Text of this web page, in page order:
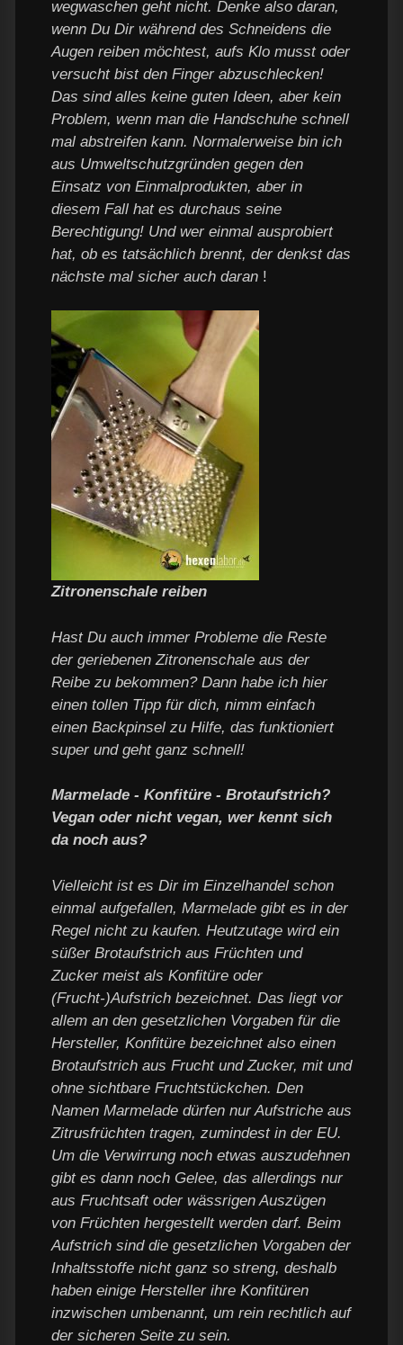
wegwaschen geht nicht. Denke also daran,
wenn Du Dir während des Schneidens die
Augen reiben möchtest, aufs Klo musst oder
versucht bist den Finger abzuschlecken!
Das sind alles keine guten Ideen, aber kein
Problem, wenn man die Handschuhe schnell
mal abstreifen kann. Normalerweise bin ich
aus Umweltschutzgründen gegen den
Einsatz von Einmalprodukten, aber in
diesem Fall hat es durchaus seine
Berechtigung! Und wer einmal ausprobiert
hat, ob es tatsächlich brennt, der denkst das
nächste mal sicher auch daran !
Zitronenschale reiben
Hast Du auch immer Probleme die Reste
der geriebenen Zitronenschale aus der
Reibe zu bekommen? Dann habe ich hier
einen tollen Tipp für dich, nimm einfach
einen Backpinsel zu Hilfe, das funktioniert
super und geht ganz schnell!
Marmelade - Konfitüre - Brotaufstrich?
Vegan oder nicht vegan, wer kennt sich
da noch aus?
Vielleicht ist es Dir im Einzelhandel schon
einmal aufgefallen, Marmelade gibt es in der
Regel nicht zu kaufen. Heutzutage wird ein
süßer Brotaufstrich aus Früchten und
Zucker meist als Konfitüre oder
(Frucht-)Aufstrich bezeichnet. Das liegt vor
allem an den gesetzlichen Vorgaben für die
Hersteller, Konfitüre bezeichnet also einen
Brotaufstrich aus Frucht und Zucker, mit und
ohne sichtbare Fruchtstückchen. Den
Namen Marmelade dürfen nur Aufstriche aus
Zitrusfrüchten tragen, zumindest in der EU.
Um die Verwirrung noch etwas auszudehnen
gibt es dann noch Gelee, das allerdings nur
aus Fruchtsaft oder wässrigen Auszügen
von Früchten hergestellt werden darf. Beim
Aufstrich sind die gesetzlichen Vorgaben der
Inhaltsstoffe nicht ganz so streng, deshalb
haben einige Hersteller ihre Konfitüren
inzwischen umbenannt, um rein rechtlich auf
der sicheren Seite zu sein.